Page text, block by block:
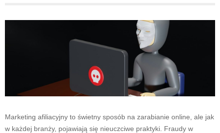
Marketing afiliacyjny to świetny sposób na zarabianie online, ale jak
w każdej branży, pojawiają się nieuczciwe praktyki. Fraudy w